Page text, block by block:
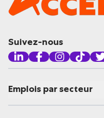
Suivez-nous
Emplois par secteur